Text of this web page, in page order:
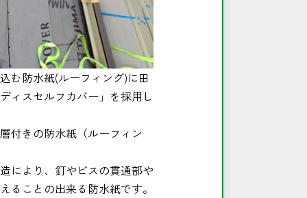
む防水紙(ルーフィング)に田
ィスセルフカバー」を採用し
付きの防水紙（ルーフィン
により、釘やビスの貫通部や
ることの出来る防水紙です。